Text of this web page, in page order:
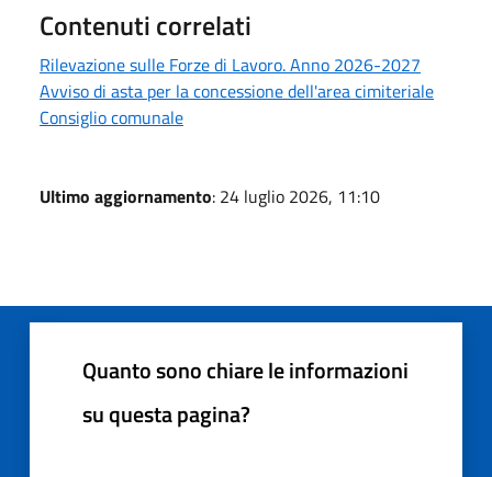
Contenuti correlati
Rilevazione sulle Forze di Lavoro. Anno 2026-2027
Avviso di asta per la concessione dell'area cimiteriale
Consiglio comunale
Ultimo aggiornamento: 24 luglio 2026, 11:10
Quanto sono chiare le informazioni
su questa pagina?